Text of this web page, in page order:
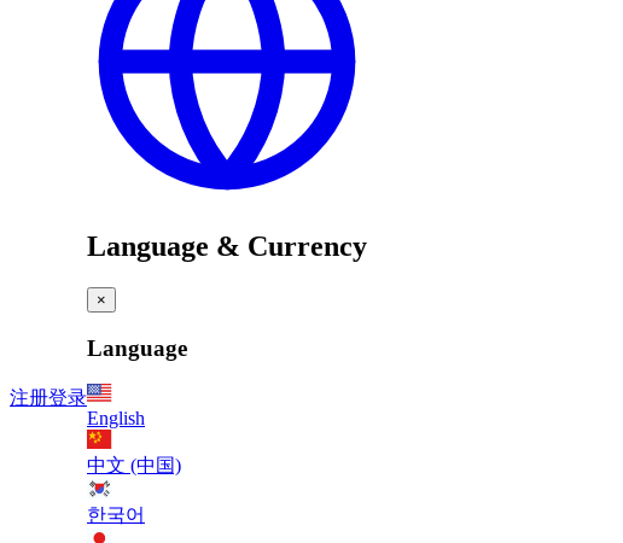
注册登录
Language & Currency
×
Language
English
中文 (中国)
한국어